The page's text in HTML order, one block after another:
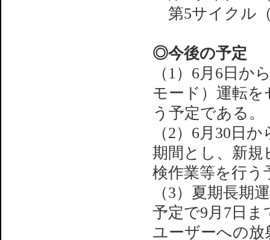
第5サイクル
◎今後の予定
（1）6月6日か
モード）運転を
う予定である。
（2）6月30日
期間とし、新規
検作業等を行う
（3）夏期長期
予定で9月7日
ユーザーへの